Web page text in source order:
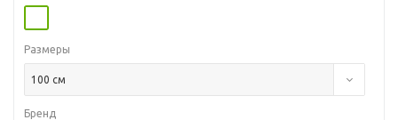
Размеры
100 см
Бренд